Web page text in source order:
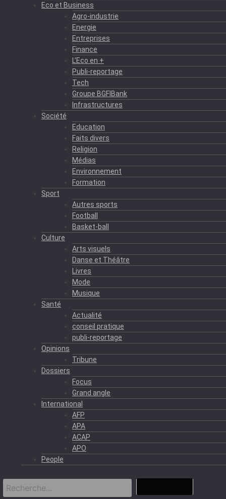
Eco et Business
Agro-industrie
Energie
Entreprises
Finance
L’Eco en +
Publi-reportage
Tech
Groupe BGFIBank
Infrastructures
Société
Education
Faits divers
Religion
Médias
Environnement
Formation
Sport
Autres sports
Football
Basket-ball
Culture
Arts visuels
Danse et Théâtre
Livres
Mode
Musique
Santé
Actualité
conseil pratique
publi-reportage
Opinions
Tribune
Dossiers
Focus
Grand angle
International
AFP
APA
ACAP
APO
People